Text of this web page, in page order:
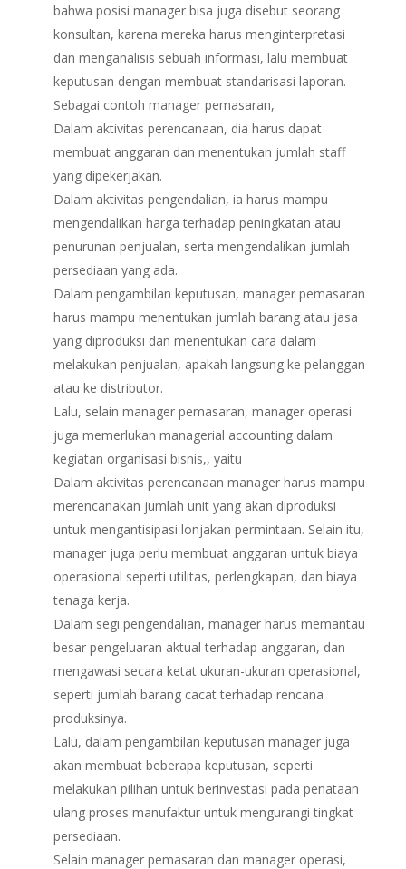
bahwa posisi manager bisa juga disebut seorang
konsultan, karena mereka harus menginterpretasi
dan menganalisis sebuah informasi, lalu membuat
keputusan dengan membuat standarisasi laporan.
Sebagai contoh manager pemasaran,
Dalam aktivitas perencanaan, dia harus dapat
membuat anggaran dan menentukan jumlah staff
yang dipekerjakan.
Dalam aktivitas pengendalian, ia harus mampu
mengendalikan harga terhadap peningkatan atau
penurunan penjualan, serta mengendalikan jumlah
persediaan yang ada.
Dalam pengambilan keputusan, manager pemasaran
harus mampu menentukan jumlah barang atau jasa
yang diproduksi dan menentukan cara dalam
melakukan penjualan, apakah langsung ke pelanggan
atau ke distributor.
Lalu, selain manager pemasaran, manager operasi
juga memerlukan managerial accounting dalam
kegiatan organisasi bisnis,, yaitu
Dalam aktivitas perencanaan manager harus mampu
merencanakan jumlah unit yang akan diproduksi
untuk mengantisipasi lonjakan permintaan. Selain itu,
manager juga perlu membuat anggaran untuk biaya
operasional seperti utilitas, perlengkapan, dan biaya
tenaga kerja.
Dalam segi pengendalian, manager harus memantau
besar pengeluaran aktual terhadap anggaran, dan
mengawasi secara ketat ukuran-ukuran operasional,
seperti jumlah barang cacat terhadap rencana
produksinya.
Lalu, dalam pengambilan keputusan manager juga
akan membuat beberapa keputusan, seperti
melakukan pilihan untuk berinvestasi pada penataan
ulang proses manufaktur untuk mengurangi tingkat
persediaan.
Selain manager pemasaran dan manager operasi,